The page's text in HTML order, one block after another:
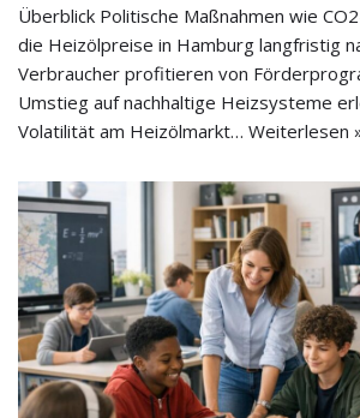
Überblick Politische Maßnahmen wie
die Heizölpreise in Hamburg langfristig
Verbraucher profitieren von
Umstieg auf nachhaltige Heizsysteme
Volatilität am Heizölmarkt… Weiterlesen